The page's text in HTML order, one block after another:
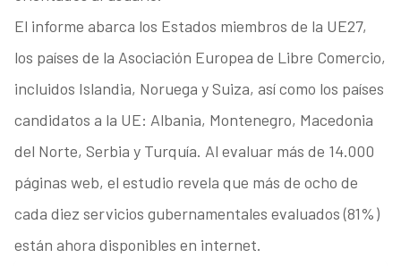
El informe abarca los Estados miembros de la UE27,
los países de la Asociación Europea de Libre Comercio,
incluidos Islandia, Noruega y Suiza, así como los países
candidatos a la UE: Albania, Montenegro, Macedonia
del Norte, Serbia y Turquía. Al evaluar más de 14.000
páginas web, el estudio revela que más de ocho de
cada diez servicios gubernamentales evaluados (81%)
están ahora disponibles en internet.